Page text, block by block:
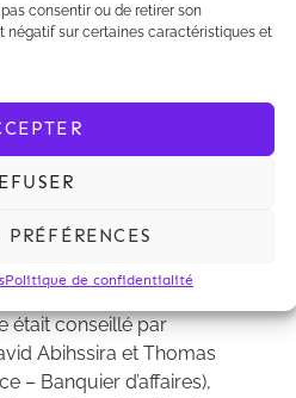
consentir ou de retirer son
négatif sur certaines caractéristiques et
Politique de confidentialité
CGFI sur l’ensemble
et corporate de
équipe composée de
etAlexia Berbain
assistent les dirigeants
2006, et
Clément Levalois
était conseillé par
Abihssira et Thomas
– Banquier d’affaires),